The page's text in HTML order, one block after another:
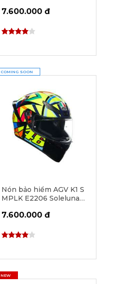
7.600.000 đ
COMING SOON
Nón bảo hiểm AGV K1 S
MPLK E2206 Soleluna
7.600.000 đ
NEW